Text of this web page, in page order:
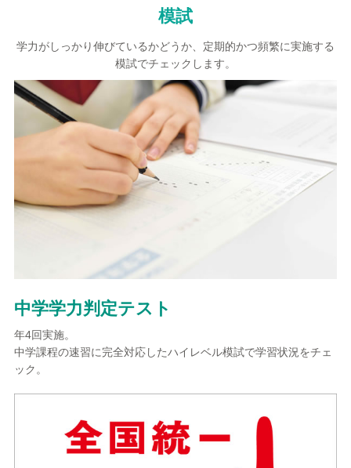
模試
学力がしっかり伸びているかどうか、定期的かつ頻繁に実施する
模試でチェックします。
中学学力判定テスト
年4回実施。
中学課程の速習に完全対応したハイレベル模試で学習状況をチェ
ック。